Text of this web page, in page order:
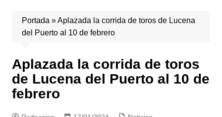
Portada »Aplazada la corrida de toros de Lucena
del Puerto al 10 de febrero
Aplazada la corrida de toros
de Lucena del Puerto al 10 de
febrero